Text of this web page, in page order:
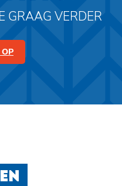
GRAAG VERDER